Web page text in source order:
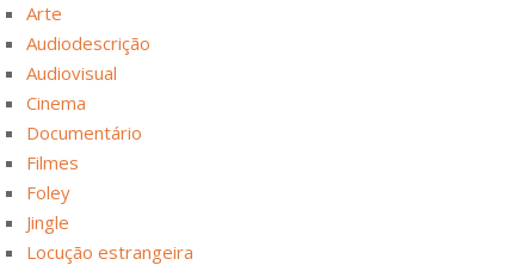
Arte
Audiodescrição
Audiovisual
Cinema
Documentário
Filmes
Foley
Jingle
Locução estrangeira